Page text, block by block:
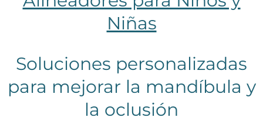
Niñas
Soluciones personalizadas
para mejorar la mandíbula y
la oclusión